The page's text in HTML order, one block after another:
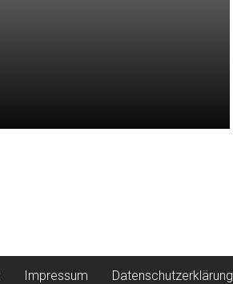
Impressum Datenschutzerklärung